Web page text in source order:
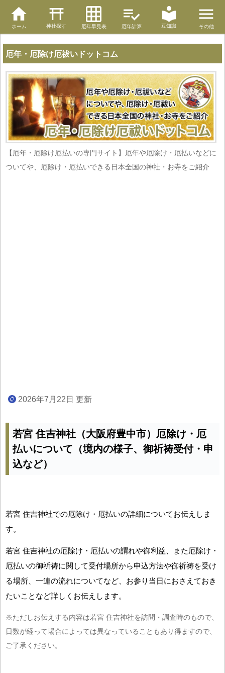
ホーム 神社探す 厄年早見表 厄年計算 豆知識 その他
厄年・厄除け厄祓いドットコム
【厄年・厄除け厄払いの専門サイト】厄年や厄除け・厄払いなどに
ついてや、厄除け・厄払いできる日本全国の神社・お寺をご紹介
2026年7月22日 更新
若宮 住吉神社（大阪府豊中市）厄除け・厄
払いについて（境内の様子、御祈祷受付・申
込など）
若宮 住吉神社での厄除け・厄払いの詳細についてお伝えしま
す。
若宮 住吉神社の厄除け・厄払いの謂れや御利益、また厄除け・
厄払いの御祈祷に関して受付場所から申込方法や御祈祷を受け
る場所、一連の流れについてなど、お参り当日におさえておき
たいことなど詳しくお伝えします。
※ただしお伝えする内容は若宮 住吉神社を訪問・調査時のもので、
日数が経って場合によっては異なっていることもあり得ますので、
ご了承ください。